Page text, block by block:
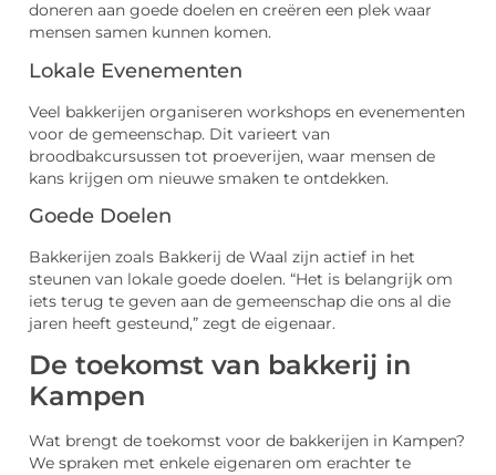
doneren aan goede doelen en creëren een plek waar
mensen samen kunnen komen.
Lokale Evenementen
Veel bakkerijen organiseren workshops en evenementen
voor de gemeenschap. Dit varieert van
broodbakcursussen tot proeverijen, waar mensen de
kans krijgen om nieuwe smaken te ontdekken.
Goede Doelen
Bakkerijen zoals Bakkerij de Waal zijn actief in het
steunen van lokale goede doelen. “Het is belangrijk om
iets terug te geven aan de gemeenschap die ons al die
jaren heeft gesteund,” zegt de eigenaar.
De toekomst van bakkerij in
Kampen
Wat brengt de toekomst voor de bakkerijen in Kampen?
We spraken met enkele eigenaren om erachter te